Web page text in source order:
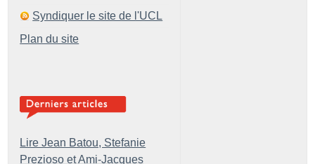
Syndiquer le site de l'UCL
Plan du site
Lire Jean Batou, Stefanie
Prezioso et Ami-Jacques